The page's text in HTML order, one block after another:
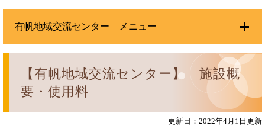
【有帆地域交流センター】 施設概
要・使用料
更新日：2022年4月1日更新
有帆地域交流センター メニュー